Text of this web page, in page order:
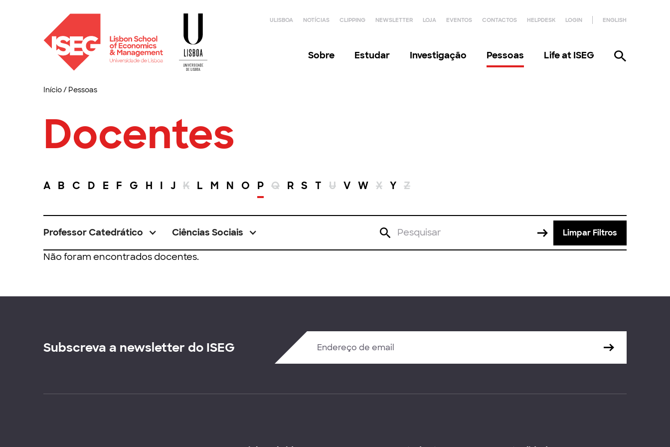
ULISBOA NOTÍCIAS CLIPPING NEWSLETTER LOJA EVENTOS CONTACTOS HELPDESK LOGIN ENGLISH
Sobre Estudar Investigação Pessoas Life at ISEG
Início/ Pessoas
Docentes
A B C D E F G H I J K L M N O P Q R S T U V W X Y Z
Professor Catedrático Ciências Sociais Limpar Filtros
Não foram encontrados docentes.
Subscreva a newsletter do ISEG